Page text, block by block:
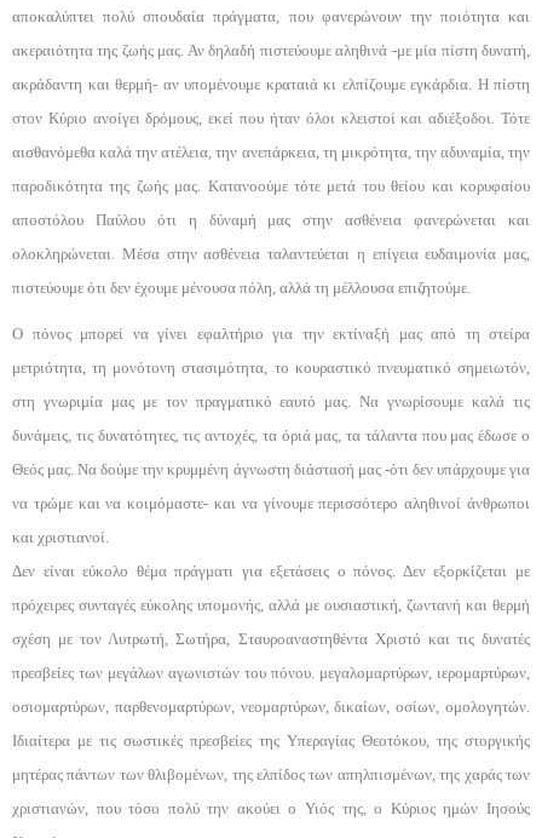
αποκαλύπτει πολύ σπουδαία πράγμα­τα, που φανερώνουν την ποιότητα και
ακεραιότητα της ζωής μας. Αν δηλαδή πιστεύουμε αληθινά -με μία πίστη δυνατή,
ακράδαντη και θερμή- αν υπομέ­νουμε κραταιά κι ελπίζουμε εγκάρδια. Η πίστη
στον Κύριο ανοίγει δρόμους, εκεί που ήταν όλοι κλειστοί και αδιέξοδοι. Τότε
αισθανόμεθα καλά την ατέλεια, την ανεπάρκεια, τη μικρότητα, την αδυναμία, την
παροδικότητα της ζωής μας. Κατανοούμε τότε μετά του θείου και κορυφαίου
αποστόλου Παύλου ότι η δύναμή μας στην ασθένεια φανερώνεται και
ολοκληρώνεται. Μέσα στην ασθένεια ταλαντεύεται η επίγεια ευδαιμο­νία μας,
πιστεύουμε ότι δεν έχουμε μένουσα πόλη, αλ­λά τη μέλλουσα επιζητούμε.
Ο πόνος μπορεί να γίνει εφαλτήριο για την εκτί­ναξή μας από τη στείρα
μετριότητα, τη μονότονη στα­σιμότητα, το κουραστικό πνευματικό σημειωτόν,
στη γνωριμία μας με τον πραγματικό εαυτό μας. Να γνωρίσουμε καλά τις
δυνάμεις, τις δυνατότητες, τις αντο­χές, τα όριά μας, τα τάλαντα που μας έδωσε ο
Θεός μας. Να δούμε την κρυμμένη άγνωστη διάστασή μας -ότι δεν υπάρχουμε για
να τρώμε και να κοιμόμαστε- και να γίνουμε περισσότερο αληθινοί άνθρωποι
και χριστιανοί.
Δεν είναι εύκολο θέμα πράγματι για εξετάσεις ο πόνος. Δεν εξορκίζεται με
πρόχειρες συνταγές εύκο­λης υπομονής, αλλά με ουσιαστική, ζωντανή και θερ­μή
σχέση με τον Λυτρωτή, Σωτήρα, Σταυροαναστηθέντα Χριστό και τις δυνατές
πρεσβείες των μεγάλων α­γωνιστών του πόνου. μεγαλομαρτύρων, ιερομαρτύρων,
οσιομαρτύρων, παρθενομαρτύρων, νεομαρτύρων, δι­καίων, οσίων, ομολογητών.
Ιδιαίτερα με τις σωστικές πρεσβείες της Υπεραγίας Θεοτόκου, της στοργικής
μητέρας πάντων των θλιβομένων, της ελπίδος των απηλπισμένων, της χαράς των
χριστιανών, που τόσο πολύ την ακούει ο Υιός της, ο Κύριος ημών Ιησούς